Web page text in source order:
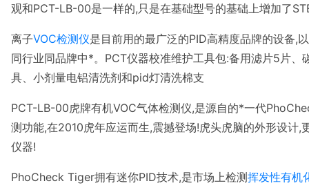
观和PCT-LB-00是一样的,只是在基础型号的基础上增加了
离子VOC检测仪是目前用的最广泛的PID高精度品牌的设备,
同行业同品牌中*。PCT仪器校准维护工具包:备用滤片5片、
具、小剂量电铝清洗剂和pid灯清洗棉支
PCT-LB-00虎牌有机VOC气体检测仪,是源自的*一代
测功能,在2010虎年应运而生,震撼登场!虎头虎脑的外形设计,
仪器!
PhoCheck Tiger拥有迷你PID技术,是市场上检测挥发性有机